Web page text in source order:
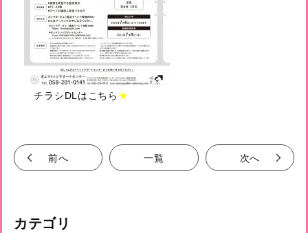
チラシDLはこちら ★
前へ 一覧 次へ
カテゴリ